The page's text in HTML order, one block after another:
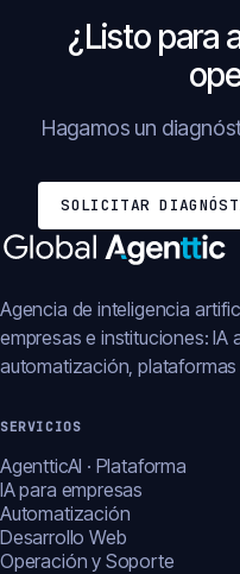
¿Listo para
Hagamos un
SOLICITAR
Agencia de inteligencia
empresas e instituciones: IA
automatización,
SERVICIOS
AgentticAI · Plataforma
IA para empresas
Automatización
Desarrollo Web
Operación y Soporte